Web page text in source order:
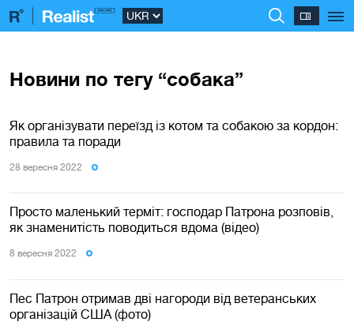
Новини по тегу “собака”
Як організувати переїзд із котом та собакою за кордон:
правила та поради
28 вересня 2022
Просто маленький терміт: господар Патрона розповів,
як знаменитість поводиться вдома (відео)
8 вересня 2022
Пес Патрон отримав дві нагороди від ветеранських
організацій США (фото)